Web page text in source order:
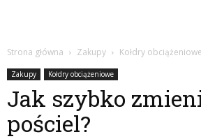
Strona główna Zakupy Kołdry obciążeniowe
Zakupy Kołdry obciążeniowe
Jak szybko
pościel?